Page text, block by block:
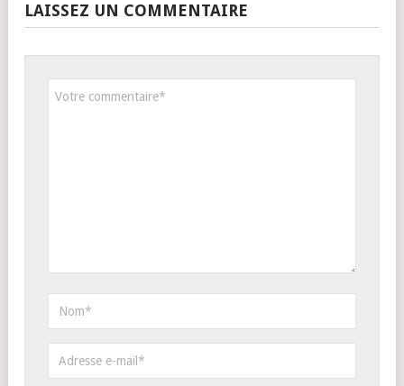
LAISSEZ UN COMMENTAIRE